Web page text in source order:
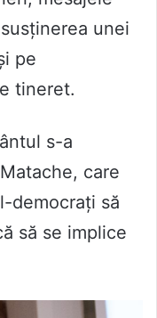
unei
pe
tineret.
s-a
care
democrați să
să se implice